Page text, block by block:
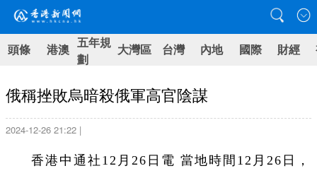
頭條 港澳 五年規
劃
大灣區 台灣 內地 國際 財經
俄稱挫敗烏暗殺俄軍高官陰謀
2024-12-26 21:22 |
香港中通社12月26日電 當地時間12月26日，